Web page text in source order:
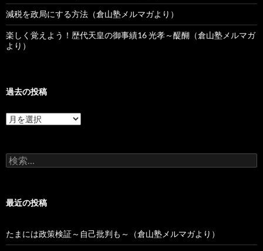
減税を政局にする方法（倉山塾メルマガより）
楽しく覚えよう！歴代天皇の御事績16 光孝～醍醐（倉山塾メルマガ
より）
過去の投稿
過
去
稿
検
索:
最近の投稿
たまには政策検証～自己批判も～（倉山塾メルマガより）